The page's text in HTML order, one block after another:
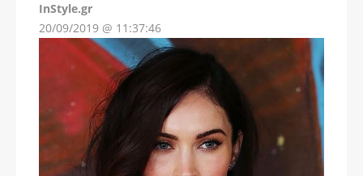
InStyle.gr
20/09/2019 @ 11:37:46